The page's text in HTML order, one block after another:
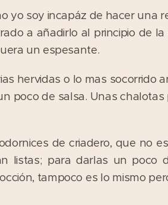
yo soy incapáz de hacer una
a añadirlo al principio de la
un espesante.
hervidas o lo mas socorrido
poco de salsa. Unas
de criadero, que no
listas; para darlas un poco
tampoco es lo mismo